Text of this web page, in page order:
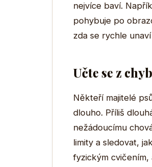
nejvíce baví.
pohybuje po
zda se rychle
Učte se z
Někteří majitelé
dlouho. Příliš
nežádoucímu
limity a sledovat,
fyzickým